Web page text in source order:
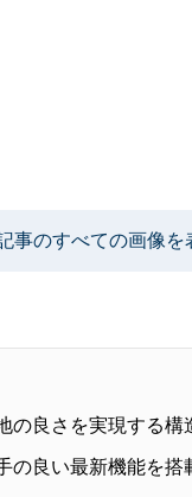
事のすべての画像を
の良さを実現する構
の良い最新機能を搭